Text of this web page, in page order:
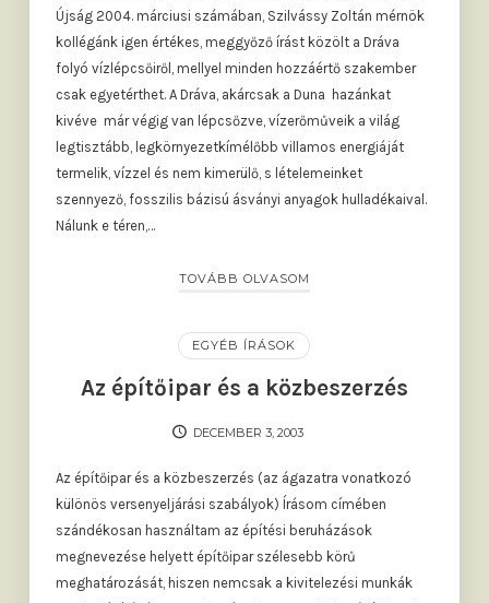
Újság 2004. márciusi számában, Szilvássy Zoltán mérnök
kollégánk igen értékes, meggyőző írást közölt a Dráva
folyó vízlépcsőiről, mellyel minden hozzáértő szakember
csak egyetérthet. A Dráva, akárcsak a Duna  hazánkat
kivéve  már végig van lépcsőzve, vízerőműveik a világ
legtisztább, legkörnyezetkímélőbb villamos energiáját
termelik, vízzel és nem kimerülő, s lételemeinket
szennyező, fosszilis bázisú ásványi anyagok hulladékaival.
Nálunk e téren,…
TOVÁBB OLVASOM
EGYÉB ÍRÁSOK
Az építőipar és a közbeszerzés
DECEMBER 3, 2003
Az építőipar és a közbeszerzés (az ágazatra vonatkozó
különös versenyeljárási szabályok) Írásom címében
szándékosan használtam az építési beruházások
megnevezése helyett építőipar szélesebb körű
meghatározását, hiszen nemcsak a kivitelezési munkák